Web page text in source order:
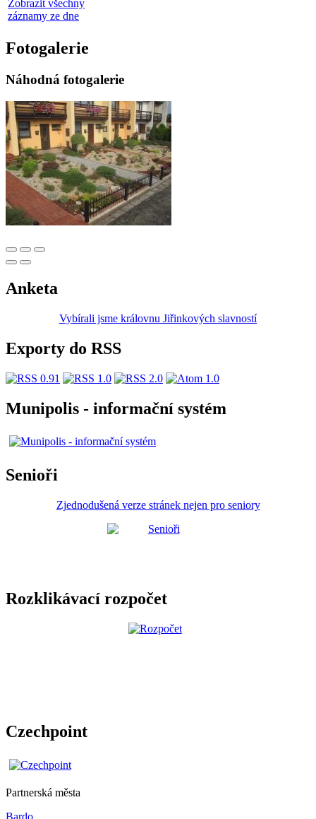
Zobrazit všechny
záznamy ze dne
Fotogalerie
Náhodná fotogalerie
Anketa
Vybírali jsme královnu Jiřinkových slavností
Exporty do RSS
Munipolis - informační systém
Senioři
Zjednodušená verze stránek nejen pro seniory
Rozklikávací rozpočet
Czechpoint
Partnerská města
Bardo